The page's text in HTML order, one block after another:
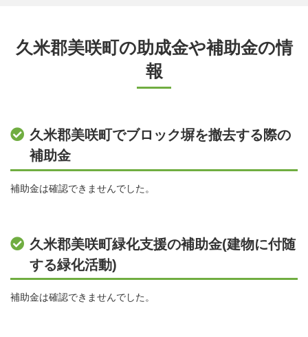
久米郡美咲町の助成金や補助金の情
報
久米郡美咲町でブロック塀を撤去する際の
補助金
補助金は確認できませんでした。
久米郡美咲町緑化支援の補助金(建物に付随
する緑化活動)
補助金は確認できませんでした。